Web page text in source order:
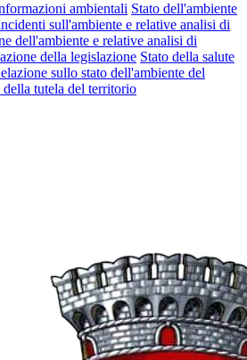
ambientali Stato dell'ambiente
sull'ambiente e relative analisi di
dell'ambiente e relative analisi di
della legislazione Stato della salute
sullo stato dell'ambiente del
tutela del territorio